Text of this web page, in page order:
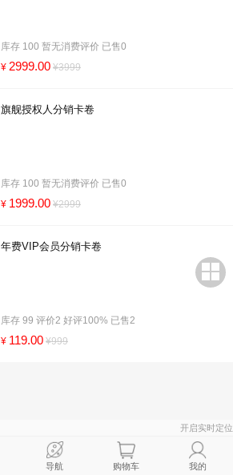
库存 100 暂无消费评价 已售0
¥ 2999.00 ¥3999
旗舰授权人分销卡卷
库存 100 暂无消费评价 已售0
¥ 1999.00 ¥2999
年费VIP会员分销卡卷
库存 99 评价2 好评100% 已售2
¥ 119.00 ¥999
开启实时定位
导航 购物车 我的